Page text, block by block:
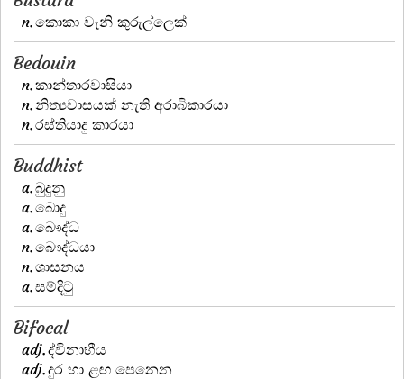
n.කොකා වැනි කුරුල්ලෙක්
Bedouin
n.කාන්තාරවාසියා
n. නිත්‍යවාසයක් නැති අරාබිකාරයා
n.රස්තියාදු කාරයා
Buddhist
a.බුදුනු
a.බොදු
a.බෞද්ධ
n.බෞද්ධයා
n.ශාසනය
a.සම්දිටු
Bifocal
adj.ද්විනාභීය
adj.දුර හා ළඟ පෙනෙන